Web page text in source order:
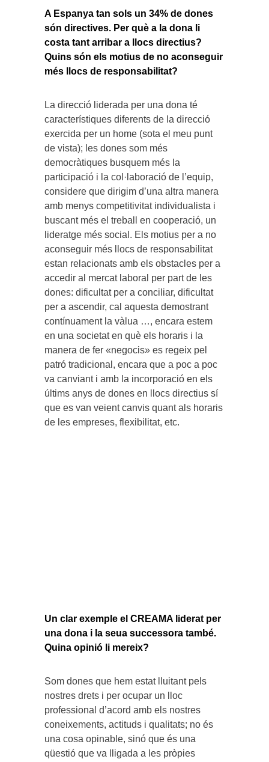
A Espanya tan sols un 34% de dones
són directives. Per què a la dona li
costa tant arribar a llocs directius?
Quins són els motius de no aconseguir
més llocs de responsabilitat?
La direcció liderada per una dona té
característiques diferents de la direcció
exercida per un home (sota el meu punt
de vista); les dones som més
democràtiques busquem més la
participació i la col·laboració de l’equip,
considere que dirigim d’una altra manera
amb menys competitivitat individualista i
buscant més el treball en cooperació, un
lideratge més social. Els motius per a no
aconseguir més llocs de responsabilitat
estan relacionats amb els obstacles per a
accedir al mercat laboral per part de les
dones: dificultat per a conciliar, dificultat
per a ascendir, cal aquesta demostrant
contínuament la vàlua …, encara estem
en una societat en què els horaris i la
manera de fer «negocis» es regeix pel
patró tradicional, encara que a poc a poc
va canviant i amb la incorporació en els
últims anys de dones en llocs directius sí
que es van veient canvis quant als horaris
de les empreses, flexibilitat, etc.
Un clar exemple el CREAMA liderat per
una dona i la seua successora també.
Quina opinió li mereix?
Som dones que hem estat lluitant pels
nostres drets i per ocupar un lloc
professional d’acord amb els nostres
coneixements, actituds i qualitats; no és
una cosa opinable, sinó que és una
qüestió que va lligada a les pròpies